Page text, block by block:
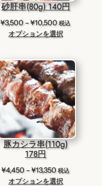
砂肝串(80g) 140円
¥3,500 –¥10,500価
格
–
¥10,500
税込
オプションを選択
豚カシラ串(110g)
178円
¥4,450 –¥13,350価
格
税込
オプションを選択